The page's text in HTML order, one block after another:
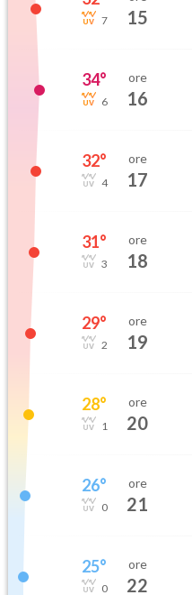
7 15
34°
6
ore
16
32°
4
ore
17
31°
3
ore
18
29°
2
ore
19
28°
1
ore
20
26°
0
ore
21
25°
0
ore
22